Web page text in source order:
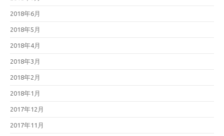
2018年6月
2018年5月
2018年4月
2018年3月
2018年2月
2018年1月
2017年12月
2017年11月